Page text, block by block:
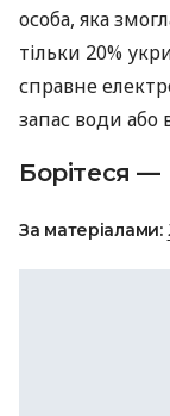
особа, яка
тільки 20%
справне
запас води або
Борітеся —
За матеріалами: